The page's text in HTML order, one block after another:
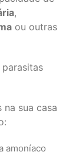
,
ou outras
sua casa
amoníaco